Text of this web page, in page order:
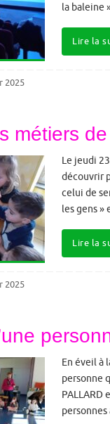
la baleine
Lire la
2025
métiers
Le jeudi
découvrir
celui de
les gens
Lire la
2025
En éveil à
personne
PALLARD